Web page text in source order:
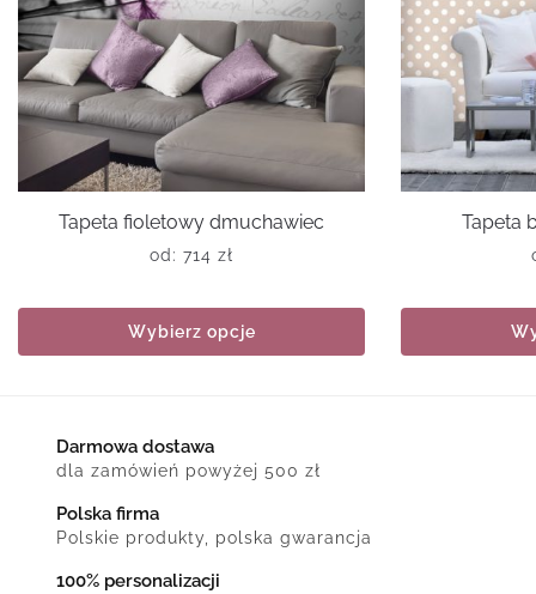
Tapeta fioletowy dmuchawiec
od: 714 zł
Wybierz opcje
Tapeta
Darmowa dostawa
dla zamówień powyżej 500 zł
Polska firma
Polskie produkty, polska gwarancja
100% personalizacji